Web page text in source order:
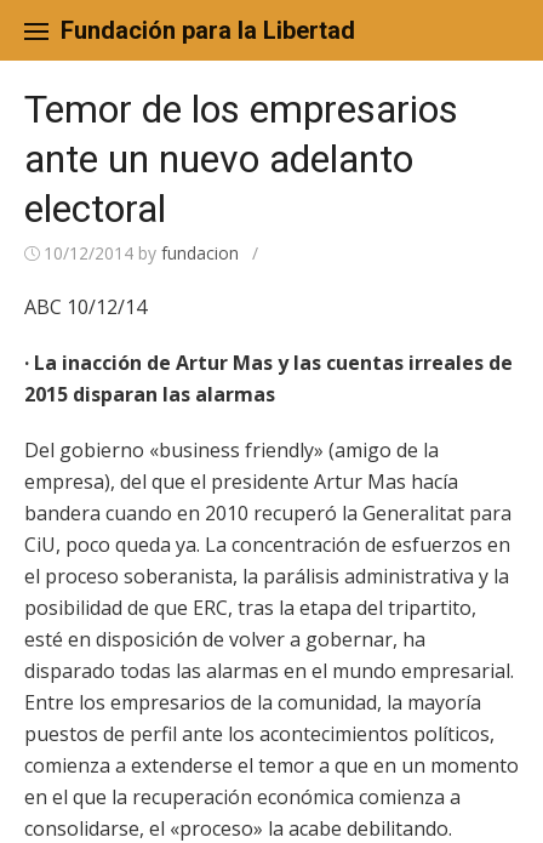
content
Fundación para la Libertad
Temor de los empresarios
ante un nuevo adelanto
electoral
10/12/2014 by fundacion /
ABC 10/12/14
· La inacción de Artur Mas y las cuentas irreales de
2015 disparan las alarmas
Del gobierno «business friendly» (amigo de la
empresa), del que el presidente Artur Mas hacía
bandera cuando en 2010 recuperó la Generalitat para
CiU, poco queda ya. La concentración de esfuerzos en
el proceso soberanista, la parálisis administrativa y la
posibilidad de que ERC, tras la etapa del tripartito,
esté en disposición de volver a gobernar, ha
disparado todas las alarmas en el mundo empresarial.
Entre los empresarios de la comunidad, la mayoría
puestos de perfil ante los acontecimientos políticos,
comienza a extenderse el temor a que en un momento
en el que la recuperación económica comienza a
consolidarse, el «proceso» la acabe debilitando.